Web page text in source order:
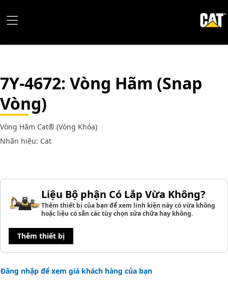
7Y-4672: Vòng Hãm (Snap
Vòng)
Vòng Hãm Cat® (Vòng Khóa)
Nhãn hiệu: Cat
Liệu Bộ phận Có Lắp Vừa Không?
Thêm thiết bị của bạn để xem linh kiện này có vừa không
hoặc liệu có sẵn các tùy chọn sửa chữa hay không.
Thêm thiết bị
Đăng nhập để xem giá khách hàng của bạn